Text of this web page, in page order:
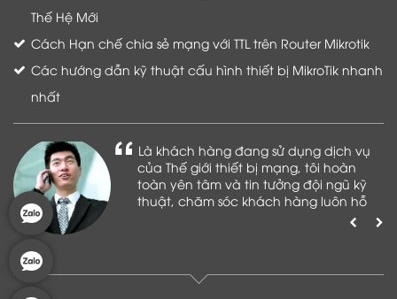
Thế Hệ Mới
Cách Hạn chế chia sẻ mạng với TTL trên Router Mikrotik
Các hướng dẫn kỹ thuật cấu hình thiết bị MikroTik nhanh
nhất
Là khách hàng đang sử dụng dịch vụ
của Thế giới thiết bị mạng, tôi hoàn
toàn yên tâm và tin tưởng đội ngũ kỹ
thuật, chăm sóc khách hàng luôn hỗ